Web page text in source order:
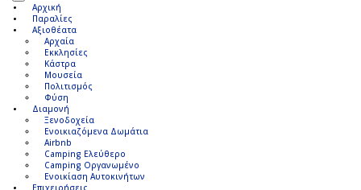
Αρχική
Παραλίες
Αξιοθέατα
Αρχαία
Εκκλησίες
Κάστρα
Μουσεία
Πολιτισμός
Φύση
Διαμονή
Ξενοδοχεία
Ενοικιαζόμενα Δωμάτια
Airbnb
Camping Ελεύθερο
Camping Οργανωμένο
Ενοικίαση Αυτοκινήτων
Επιχειρήσεις